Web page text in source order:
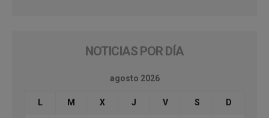
NOTICIAS POR DÍA
agosto 2026
L M X J V S D